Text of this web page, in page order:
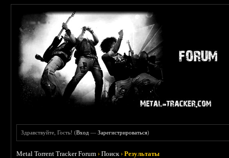
Здравствуйте, Гость! (Вход —Зарегистрироваться)
Metal Torrent Tracker Forum ›Поиск ›Результаты